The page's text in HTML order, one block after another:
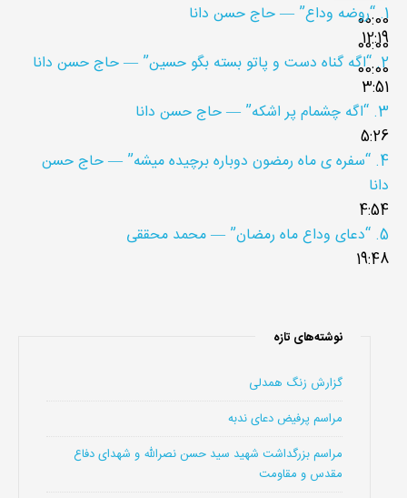
00:00
00:00
00:00
1. “روضه وداع” — حاج حسن دانا
12:19
2. “اگه گناه دست و پاتو بسته بگو حسین” — حاج حسن دانا
3:51
3. “اگه چشمام پر اشکه” — حاج حسن دانا
5:26
4. “سفره ی ماه رمضون دوباره برچیده میشه” — حاج حسن
دانا
4:54
5. “دعای وداع ماه رمضان” — محمد محققی
19:48
نوشته‌های تازه
گزارش زنگ همدلی
مراسم پرفیض دعای ندبه
مراسم بزرگداشت شهید سید حسن نصرالله و شهدای دفاع
مقدس و مقاومت